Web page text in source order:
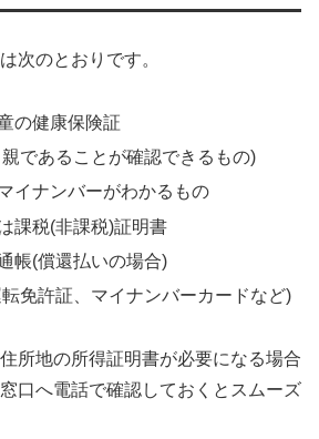
次のとおりです。
の健康保険証
であることが確認できるもの)
イナンバーがわかるもの
課税(非課税)証明書
帳(償還払いの場合)
免許証、マイナンバーカードなど)
所地の所得証明書が必要になる場合
口へ電話で確認しておくとスムーズ